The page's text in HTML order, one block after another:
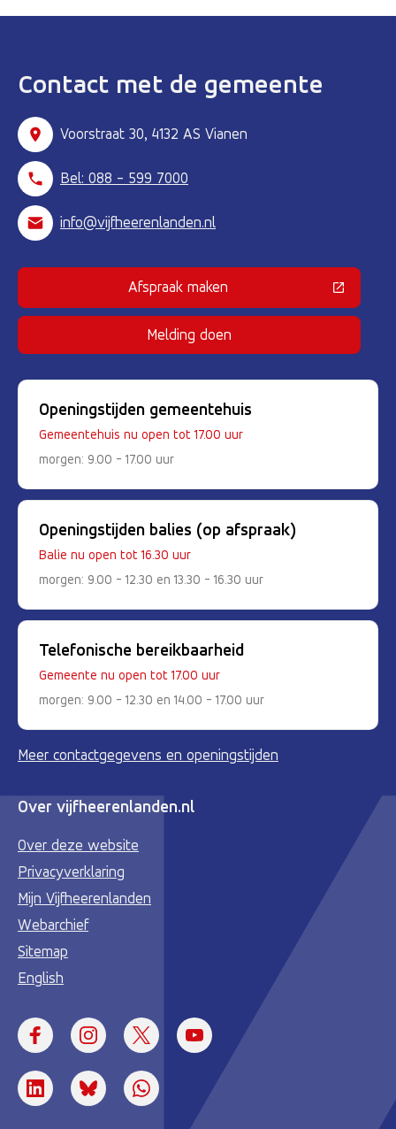
Contact met de gemeente
Voorstraat 30, 4132 AS Vianen
Bel: 088 - 599 7000
info@vijfheerenlanden.nl
Afspraak maken(Deze link gaat naar een externe
Melding doen
Openingstijden gemeentehuis
Gemeentehuis nu open tot 17.00 uur
morgen: 9.00 - 17.00 uur
Openingstijden balies (op afspraak)
Balie nu open tot 16.30 uur
morgen: 9.00 - 12.30 en 13.30 - 16.30 uur
Telefonische bereikbaarheid
Gemeente nu open tot 17.00 uur
morgen: 9.00 - 12.30 en 14.00 - 17.00 uur
Meer contactgegevens en openingstijden
Over vijfheerenlanden.nl
Over deze website
Privacyverklaring
Mijn Vijfheerenlanden
Webarchief
Sitemap
English